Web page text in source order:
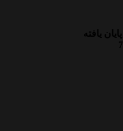
پایان یافته
7